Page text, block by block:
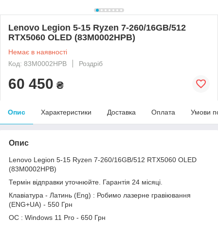
Lenovo Legion 5-15 Ryzen 7-260/16GB/512
RTX5060 OLED (83M0002HPB)
Немає в наявності
Код: 83M0002HPB
Роздріб
60 450 ₴
Опис Характеристики Доставка Оплата Умови
Опис
Lenovo Legion 5-15 Ryzen 7-260/16GB/512 RTX5060 OLED
(83M0002HPB)
Термін відправки уточнюйте. Гарантія 24 місяці.
Клавіатура - Латинь (Eng) : Робимо лазерне гравіювання
(ENG+UA) - 550 Грн
ОС : Windows 11 Pro - 650 Грн